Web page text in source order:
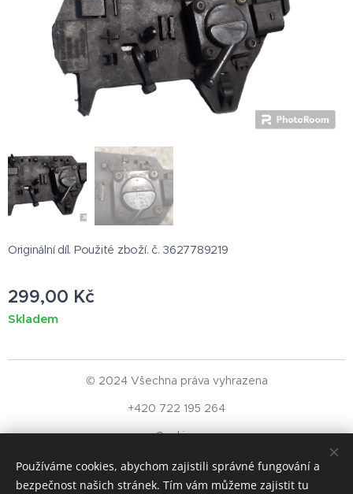
Originální díl. Použité zboží. č. 3627789219
299,00 Kč
Skladem
© 2024 Všechna práva vyhrazena
+420 722 195 264
Cookies
Měna
CZK Kč
EUR €
Používáme cookies, abychom zajistili správné fungování a
bezpečnost našich stránek. Tím vám můžeme zajistit tu